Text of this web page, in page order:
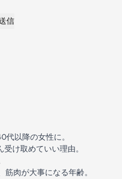
信
代以降の女性に。
け取めていい理由。
肉が大事になる年齢。